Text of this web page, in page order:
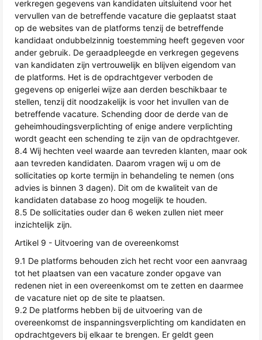
verkregen gegevens van kandidaten uitsluitend voor het
vervullen van de betreffende vacature die geplaatst staat
op de websites van de platforms tenzij de betreffende
kandidaat ondubbelzinnig toestemming heeft gegeven voor
ander gebruik. De geraadpleegde en verkregen gegevens
van kandidaten zijn vertrouwelijk en blijven eigendom van
de platforms. Het is de opdrachtgever verboden de
gegevens op enigerlei wijze aan derden beschikbaar te
stellen, tenzij dit noodzakelijk is voor het invullen van de
betreffende vacature. Schending door de derde van de
geheimhoudingsverplichting of enige andere verplichting
wordt geacht een schending te zijn van de opdrachtgever.
8.4 Wij hechten veel waarde aan tevreden klanten, maar ook
aan tevreden kandidaten. Daarom vragen wij u om de
sollicitaties op korte termijn in behandeling te nemen (ons
advies is binnen 3 dagen). Dit om de kwaliteit van de
kandidaten database zo hoog mogelijk te houden.
8.5 De sollicitaties ouder dan 6 weken zullen niet meer
inzichtelijk zijn.
Artikel 9 - Uitvoering van de overeenkomst
9.1 De platforms behouden zich het recht voor een aanvraag
tot het plaatsen van een vacature zonder opgave van
redenen niet in een overeenkomst om te zetten en daarmee
de vacature niet op de site te plaatsen.
9.2 De platforms hebben bij de uitvoering van de
overeenkomst de inspanningsverplichting om kandidaten en
opdrachtgevers bij elkaar te brengen. Er geldt geen